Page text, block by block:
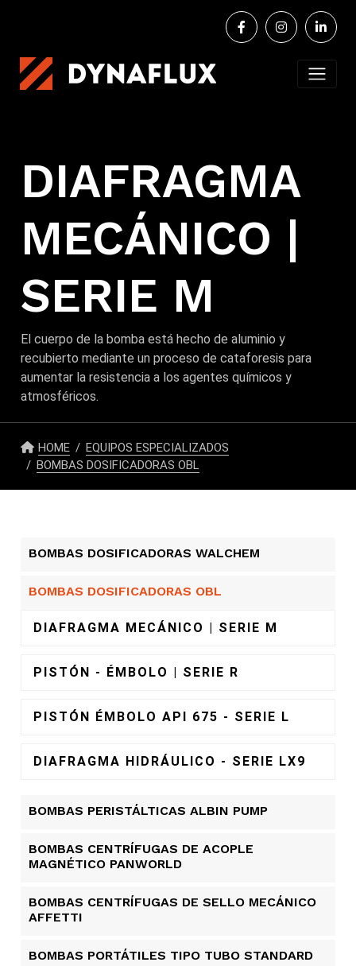
DIAFRAGMA
MECÁNICO |
SERIE M
El cuerpo de la bomba está hecho de aluminio y
recubierto mediante un proceso de cataforesis para
aumentar la resistencia a los agentes químicos y
atmosféricos.
HOME
EQUIPOS ESPECIALIZADOS
BOMBAS DOSIFICADORAS OBL
BOMBAS DOSIFICADORAS WALCHEM
BOMBAS DOSIFICADORAS OBL
DIAFRAGMA MECÁNICO | SERIE M
PISTÓN - ÉMBOLO | SERIE R
PISTÓN ÉMBOLO API 675 - SERIE L
DIAFRAGMA HIDRÁULICO - SERIE LX9
BOMBAS PERISTÁLTICAS ALBIN PUMP​
BOMBAS CENTRÍFUGAS DE ACOPLE
MAGNÉTICO PANWORLD
BOMBAS CENTRÍFUGAS DE SELLO MECÁNICO
AFFETTI
BOMBAS PORTÁTILES TIPO TUBO STANDARD